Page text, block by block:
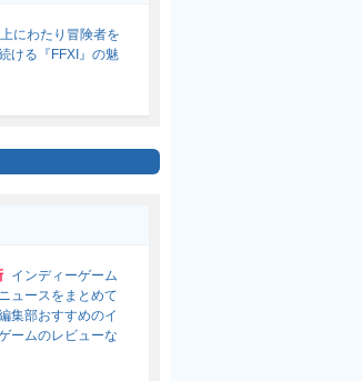
にわたり冒険者を
ける『FFXI』の魅
インディーゲーム
ュースをまとめて
集部おすすめのイ
ームのレビューな